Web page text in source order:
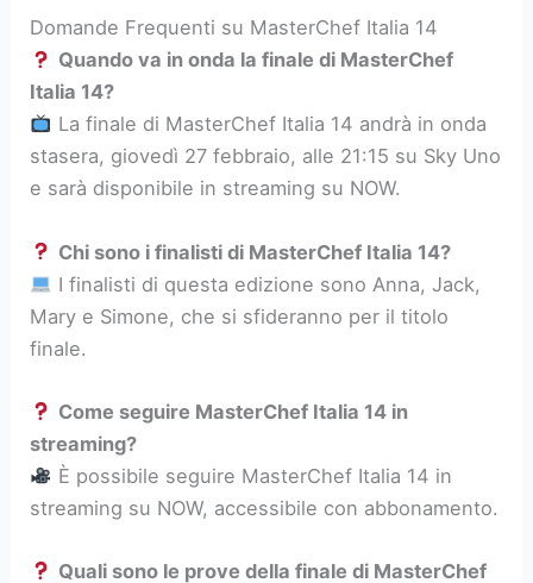
Domande Frequenti su MasterChef Italia 14
Quando va in onda la finale di MasterChef
Italia 14?
La finale di MasterChef Italia 14 andrà in onda
stasera, giovedì 27 febbraio, alle 21:15 su Sky Uno
e sarà disponibile in streaming su NOW.
Chi sono i finalisti di MasterChef Italia 14?
I finalisti di questa edizione sono Anna, Jack,
Mary e Simone, che si sfideranno per il titolo
finale.
Come seguire MasterChef Italia 14 in
streaming?
È possibile seguire MasterChef Italia 14 in
streaming su NOW, accessibile con abbonamento.
Quali sono le prove della finale di MasterChef